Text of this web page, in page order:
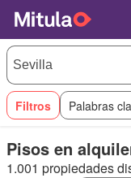
Filtros Palabras
Pisos en
1.001 propiedades